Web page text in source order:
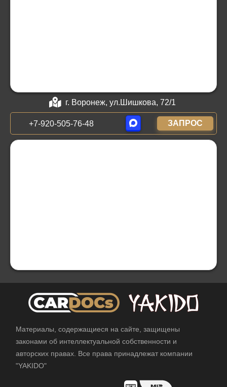
г. Воронеж, ул.Шишкова, 72/1
+7-920-505-76-48 ЗАПРОС
Материалы, содержащиеся на сайте, защищены
законами об интеллектуальной собственности и
авторских правах. Все права принадлежат компании
"YAKIDO"